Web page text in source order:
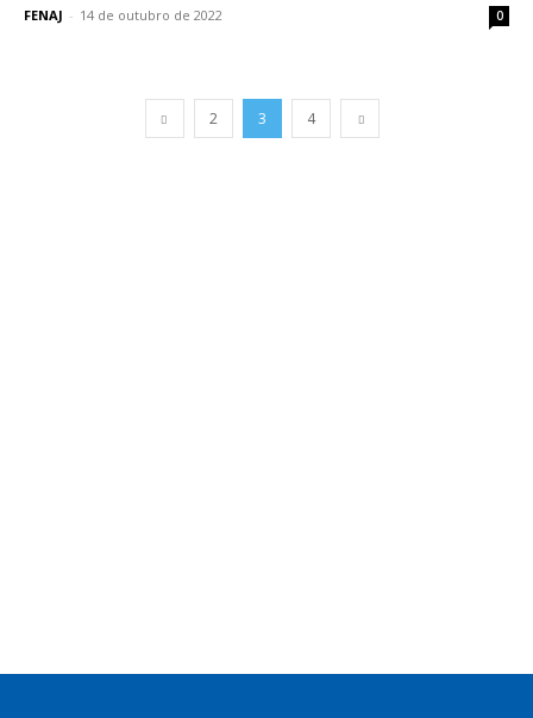
FENAJ - 14 de outubro de 2022 0
2 3 4